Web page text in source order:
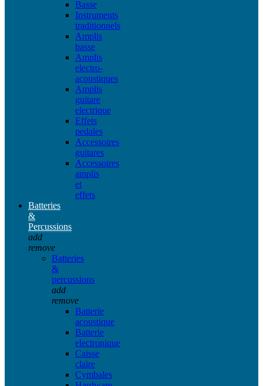
Basse
Instruments
traditionnels
Amplis
basse
Amplis
electro-
acoustiques
Amplis
guitare
electrique
Effets
pedales
Accessoires
guitares
Accessoires
amplis
et
effets
Batteries
&
Percussions
add
remove
Batteries
&
percussions
add
remove
Batterie
acoustique
Batterie
electronique
Caisse
claire
Cymbales